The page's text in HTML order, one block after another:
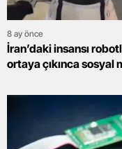
8 ay önce
İran’daki insansı
ortaya çıkınca sosyal